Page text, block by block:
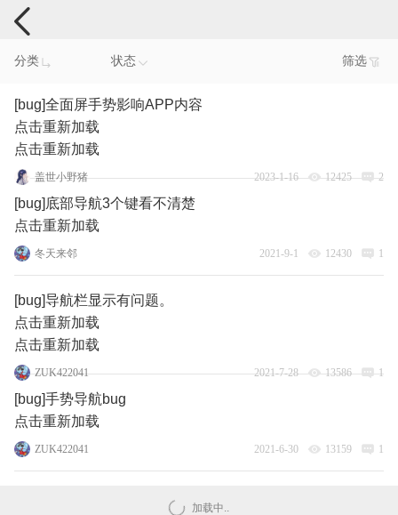
手机反馈
分类 状态 筛选
[bug]全面屏手势影响APP内容
点击重新加载
点击重新加载
盖世小野猪 2023-1-16 12425 2
[bug]底部导航3个键看不清楚
点击重新加载
冬天来邻 2021-9-1 12430 1
[bug]导航栏显示有问题。
点击重新加载
点击重新加载
ZUK422041 2021-7-28 13586 1
[bug]手势导航bug
点击重新加载
ZUK422041 2021-6-30 13159 1
加载中..